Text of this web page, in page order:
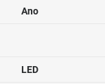
Ano
LED